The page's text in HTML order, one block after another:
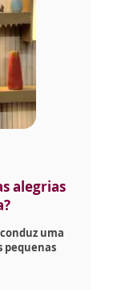
alegrias
uma
pequenas